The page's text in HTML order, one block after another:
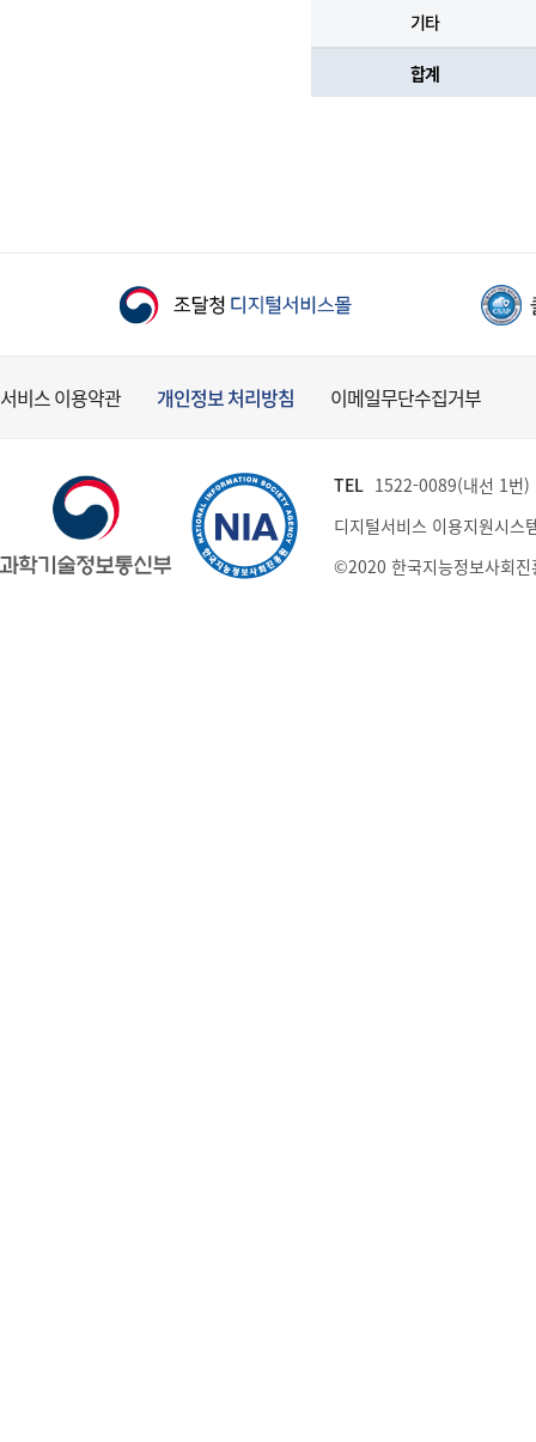
기타
합계
서비스 이용약관 개인정보 처리방침 이메일무단수집거부
TEL 1522-0089(내선 1번
디지털서비스 이용지원시스
©2020 한국지능정보사회진